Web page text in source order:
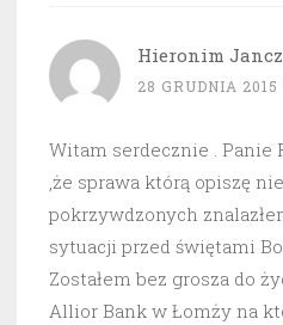
Hieronim
28 GRUDNIA 2015
Witam serdecznie . Panie
,że sprawa którą opiszę
pokrzywdzonych
sytuacji przed świętami
Zostałem bez grosza do
Allior Bank w Łomży na